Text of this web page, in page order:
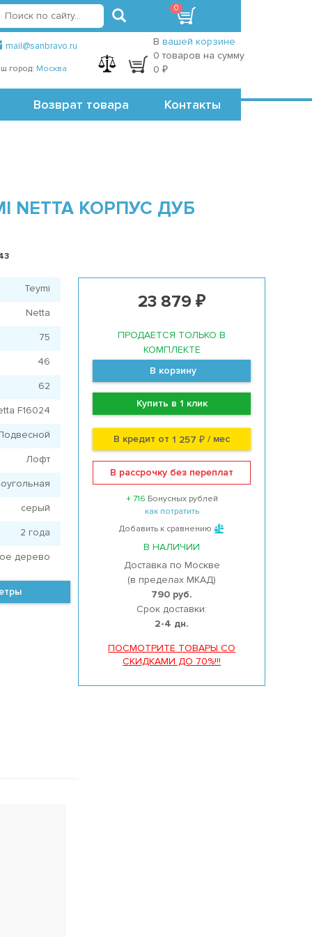
Точки самовывоза
mail@sanbravo.ru
город: Москва
регистрация
В вашей корзине
0 товаров на сумму
0 ₽
Возврат товара Контакты
0
КОРПУС ДУБ
23 879 ₽
ПРОДАЕТСЯ ТОЛЬКО В
КОМПЛЕКТЕ
В корзину
Купить в 1 клик
В кредит от1 257 ₽ / мес
В рассрочку без переплат
+ 716 Бонусных рублей
как потратить
Добавить к сравнению
В НАЛИЧИИ
Доставка по Москве
(в пределах МКАД)
790 руб.
Срок доставки:
2-4 дн.
ПОСМОТРИТЕ ТОВАРЫ СО
СКИДКАМИ ДО 70%!!!
Teymi
Netta
75
46
62
F16024
Лофт
серый
2 года
дерево